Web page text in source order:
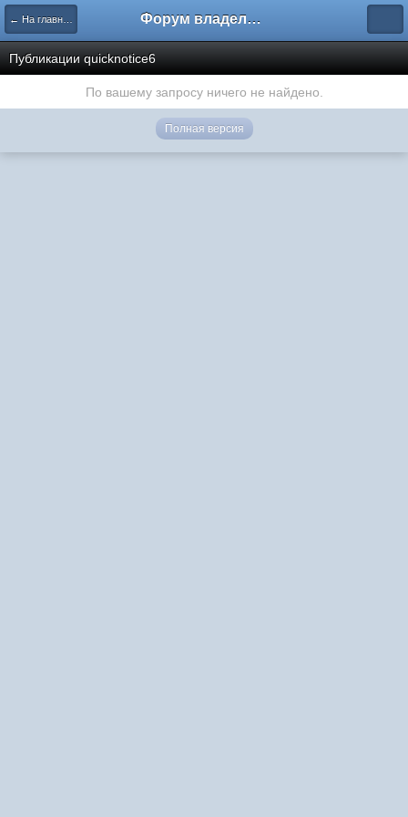
← На главную Форум владельцев интернет-магазинов
Публикации quicknotice6
По вашему запросу ничего не найдено.
Полная версия